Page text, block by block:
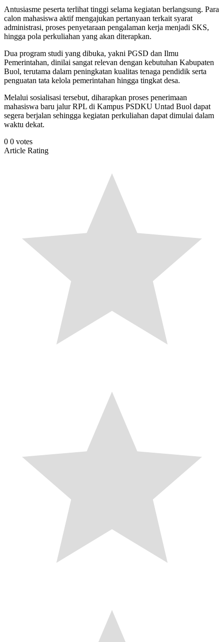
Antusiasme peserta terlihat tinggi selama kegiatan berlangsung. Para
calon mahasiswa aktif mengajukan pertanyaan terkait syarat
administrasi, proses penyetaraan pengalaman kerja menjadi SKS,
hingga pola perkuliahan yang akan diterapkan.
Dua program studi yang dibuka, yakni PGSD dan Ilmu
Pemerintahan, dinilai sangat relevan dengan kebutuhan Kabupaten
Buol, terutama dalam peningkatan kualitas tenaga pendidik serta
penguatan tata kelola pemerintahan hingga tingkat desa.
Melalui sosialisasi tersebut, diharapkan proses penerimaan
mahasiswa baru jalur RPL di Kampus PSDKU Untad Buol dapat
segera berjalan sehingga kegiatan perkuliahan dapat dimulai dalam
waktu dekat.
0 0 votes
Article Rating